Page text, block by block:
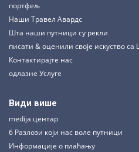
портфељ
Наши Травел Авардс
Шта наши путници су рекли
писати & оценили своје искуство са
Контактирајте нас
одлазне Услуге
Види више
medija центар
6 Разлози који нас воле путници
Информације о плаћању